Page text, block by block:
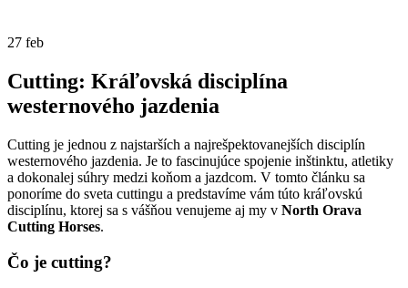
27 feb
Cutting: Kráľovská disciplína
westernového jazdenia
Cutting je jednou z najstarších a najrešpektovanejších disciplín
westernového jazdenia. Je to fascinujúce spojenie inštinktu, atletiky
a dokonalej súhry medzi koňom a jazdcom. V tomto článku sa
ponoríme do sveta cuttingu a predstavíme vám túto kráľovskú
disciplínu, ktorej sa s vášňou venujeme aj my v North Orava
Cutting Horses.
Čo je cutting?